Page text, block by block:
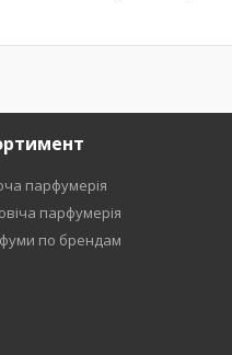
парфумерія
парфумерія
по брендам